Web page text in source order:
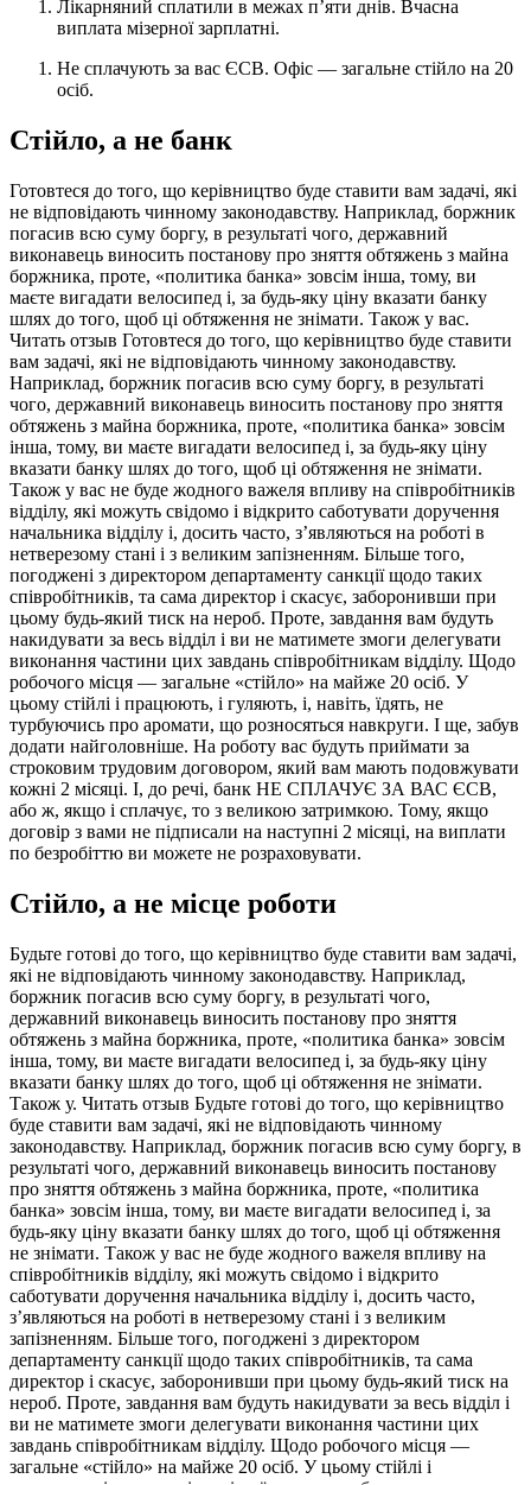
Лікарняний сплатили в межах п’яти днів. Вчасна
виплата мізерної зарплатні.
Не сплачують за вас ЄСВ. Офіс — загальне стійло на 20
осіб.
Стійло, а не банк
Готовтеся до того, що керівництво буде ставити вам задачі, які
не відповідають чинному законодавству. Наприклад, боржник
погасив всю суму боргу, в результаті чого, державний
виконавець виносить постанову про зняття обтяжень з майна
боржника, проте, «политика банка» зовсім інша, тому, ви
маєте вигадати велосипед і, за будь-яку ціну вказати банку
шлях до того, щоб ці обтяження не знімати. Також у вас.
Читать отзыв Готовтеся до того, що керівництво буде ставити
вам задачі, які не відповідають чинному законодавству.
Наприклад, боржник погасив всю суму боргу, в результаті
чого, державний виконавець виносить постанову про зняття
обтяжень з майна боржника, проте, «политика банка» зовсім
інша, тому, ви маєте вигадати велосипед і, за будь-яку ціну
вказати банку шлях до того, щоб ці обтяження не знімати.
Також у вас не буде жодного важеля впливу на співробітників
відділу, які можуть свідомо і відкрито саботувати доручення
начальника відділу і, досить часто, з’являються на роботі в
нетверезому стані і з великим запізненням. Більше того,
погоджені з директором департаменту санкції щодо таких
співробітників, та сама директор і скасує, заборонивши при
цьому будь-який тиск на нероб. Проте, завдання вам будуть
накидувати за весь відділ і ви не матимете змоги делегувати
виконання частини цих завдань співробітникам відділу. Щодо
робочого місця — загальне «стійло» на майже 20 осіб. У
цьому стійлі і працюють, і гуляють, і, навіть, їдять, не
турбуючись про аромати, що розносяться навкруги. І ще, забув
додати найголовніше. На роботу вас будуть приймати за
строковим трудовим договором, який вам мають подовжувати
кожні 2 місяці. І, до речі, банк НЕ СПЛАЧУЄ ЗА ВАС ЄСВ,
або ж, якщо і сплачує, то з великою затримкою. Тому, якщо
договір з вами не підписали на наступні 2 місяці, на виплати
по безробіттю ви можете не розраховувати.
Стійло, а не місце роботи
Будьте готові до того, що керівництво буде ставити вам задачі,
які не відповідають чинному законодавству. Наприклад,
боржник погасив всю суму боргу, в результаті чого,
державний виконавець виносить постанову про зняття
обтяжень з майна боржника, проте, «политика банка» зовсім
інша, тому, ви маєте вигадати велосипед і, за будь-яку ціну
вказати банку шлях до того, щоб ці обтяження не знімати.
Також у. Читать отзыв Будьте готові до того, що керівництво
буде ставити вам задачі, які не відповідають чинному
законодавству. Наприклад, боржник погасив всю суму боргу, в
результаті чого, державний виконавець виносить постанову
про зняття обтяжень з майна боржника, проте, «политика
банка» зовсім інша, тому, ви маєте вигадати велосипед і, за
будь-яку ціну вказати банку шлях до того, щоб ці обтяження
не знімати. Також у вас не буде жодного важеля впливу на
співробітників відділу, які можуть свідомо і відкрито
саботувати доручення начальника відділу і, досить часто,
з’являються на роботі в нетверезому стані і з великим
запізненням. Більше того, погоджені з директором
департаменту санкції щодо таких співробітників, та сама
директор і скасує, заборонивши при цьому будь-який тиск на
нероб. Проте, завдання вам будуть накидувати за весь відділ і
ви не матимете змоги делегувати виконання частини цих
завдань співробітникам відділу. Щодо робочого місця —
загальне «стійло» на майже 20 осіб. У цьому стійлі і